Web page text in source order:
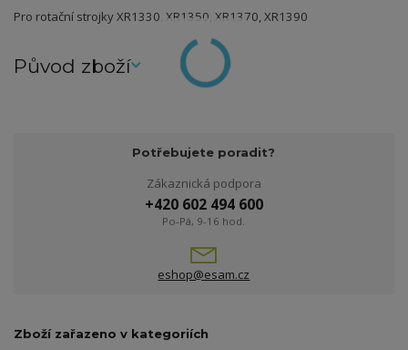
Pro rotační strojky XR1330, XR1350, XR1370, XR1390
Původ zboží
Potřebujete poradit?
Zákaznická podpora
+420 602 494 600
Po-Pá, 9-16 hod.
eshop@esam.cz
Zboží zařazeno v kategoriích